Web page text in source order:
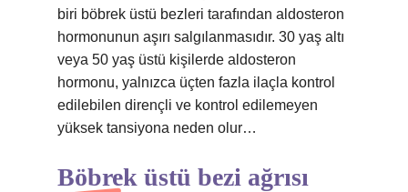
biri böbrek üstü bezleri tarafından aldosteron
hormonunun aşırı salgılanmasıdır. 30 yaş altı
veya 50 yaş üstü kişilerde aldosteron
hormonu, yalnızca üçten fazla ilaçla kontrol
edilebilen dirençli ve kontrol edilemeyen
yüksek tansiyona neden olur…
Böbrek üstü bezi ağrısı